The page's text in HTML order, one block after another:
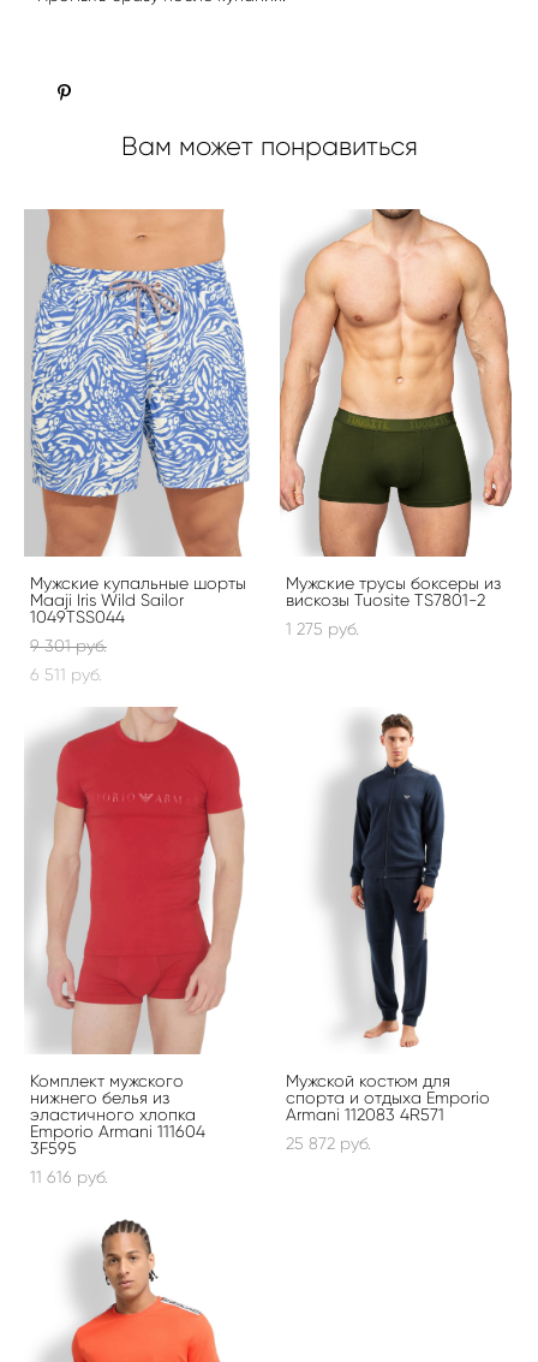
Вам может понравиться
Мужские купальные шорты
Maaji Iris Wild Sailor
1049TSS044
9 301 pуб.
6 511 pуб.
Мужские трусы боксеры из
вискозы Tuosite TS7801-2
1 275 pуб.
Комплект мужского
нижнего белья из
эластичного хлопка
Emporio Armani 111604
3F595
11 616 pуб.
Мужской костюм для
спорта и отдыха Emporio
Armani 112083 4R571
25 872 pуб.